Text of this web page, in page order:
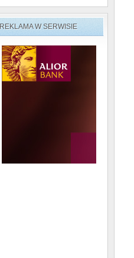
REKLAMA W SERWISIE